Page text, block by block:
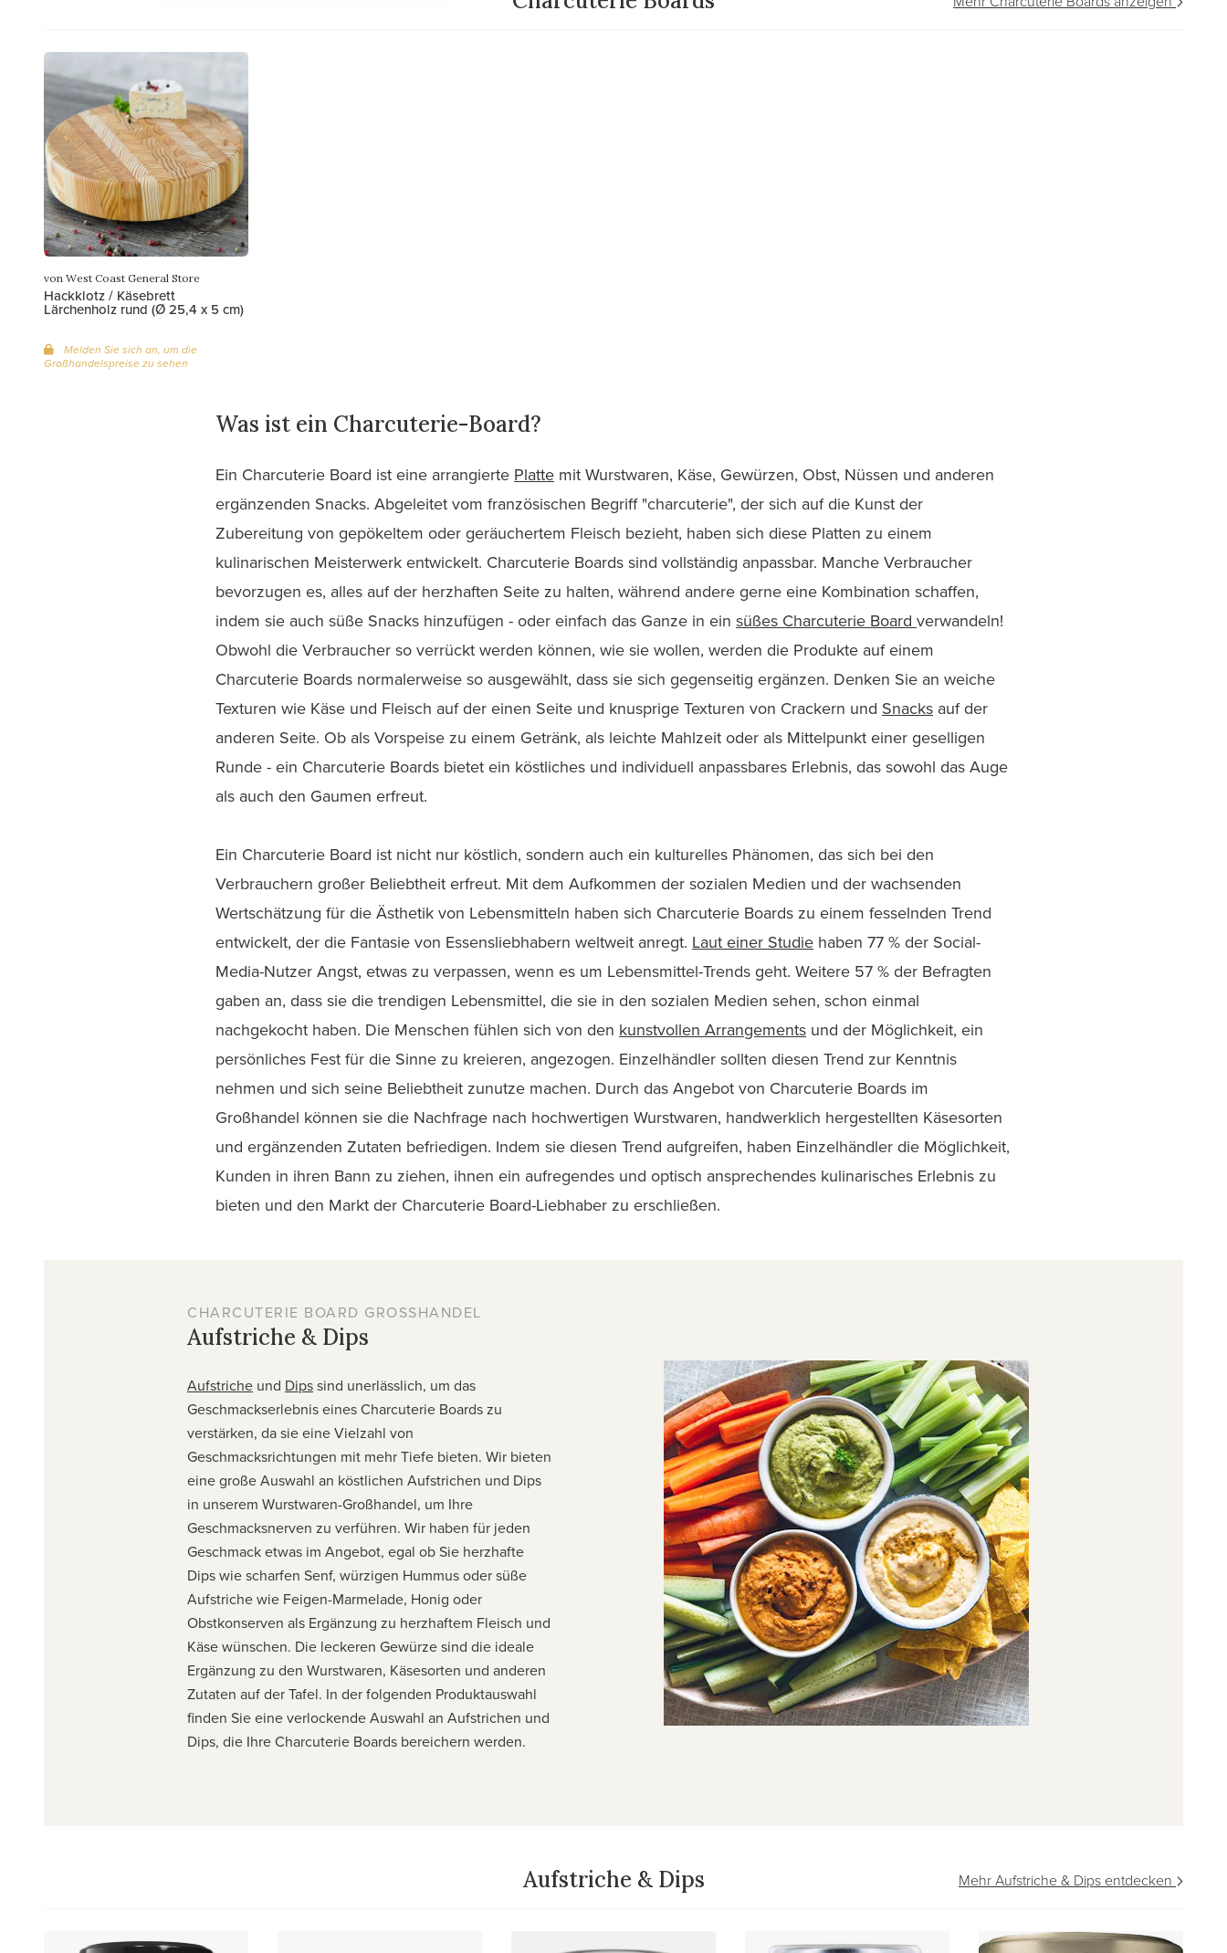
von West Coast General Store
Hackklotz / Käsebrett
Lärchenholz rund (Ø 25,4 x 5 cm)
Melden Sie sich an, um die
Großhandelspreise zu sehen
Was ist ein Charcuterie-Board?
Ein Charcuterie Board ist eine arrangierte Platte mit Wurstwaren, Käse, Gewürzen, Obst, Nüssen und anderen
ergänzenden Snacks. Abgeleitet vom französischen Begriff "charcuterie", der sich auf die Kunst der
Zubereitung von gepökeltem oder geräuchertem Fleisch bezieht, haben sich diese Platten zu einem
kulinarischen Meisterwerk entwickelt. Charcuterie Boards sind vollständig anpassbar. Manche Verbraucher
bevorzugen es, alles auf der herzhaften Seite zu halten, während andere gerne eine Kombination schaffen,
indem sie auch süße Snacks hinzufügen - oder einfach das Ganze in ein süßes Charcuterie Board verwandeln!
Obwohl die Verbraucher so verrückt werden können, wie sie wollen, werden die Produkte auf einem
Charcuterie Boards normalerweise so ausgewählt, dass sie sich gegenseitig ergänzen. Denken Sie an weiche
Texturen wie Käse und Fleisch auf der einen Seite und knusprige Texturen von Crackern und Snacks auf der
anderen Seite. Ob als Vorspeise zu einem Getränk, als leichte Mahlzeit oder als Mittelpunkt einer geselligen
Runde - ein Charcuterie Boards bietet ein köstliches und individuell anpassbares Erlebnis, das sowohl das Auge
als auch den Gaumen erfreut.
Ein Charcuterie Board ist nicht nur köstlich, sondern auch ein kulturelles Phänomen, das sich bei den
Verbrauchern großer Beliebtheit erfreut. Mit dem Aufkommen der sozialen Medien und der wachsenden
Wertschätzung für die Ästhetik von Lebensmitteln haben sich Charcuterie Boards zu einem fesselnden Trend
entwickelt, der die Fantasie von Essensliebhabern weltweit anregt. Laut einer Studie haben 77 % der Social-
Media-Nutzer Angst, etwas zu verpassen, wenn es um Lebensmittel-Trends geht. Weitere 57 % der Befragten
gaben an, dass sie die trendigen Lebensmittel, die sie in den sozialen Medien sehen, schon einmal
nachgekocht haben. Die Menschen fühlen sich von den kunstvollen Arrangements und der Möglichkeit, ein
persönliches Fest für die Sinne zu kreieren, angezogen. Einzelhändler sollten diesen Trend zur Kenntnis
nehmen und sich seine Beliebtheit zunutze machen. Durch das Angebot von Charcuterie Boards im
Großhandel können sie die Nachfrage nach hochwertigen Wurstwaren, handwerklich hergestellten Käsesorten
und ergänzenden Zutaten befriedigen. Indem sie diesen Trend aufgreifen, haben Einzelhändler die Möglichkeit,
Kunden in ihren Bann zu ziehen, ihnen ein aufregendes und optisch ansprechendes kulinarisches Erlebnis zu
bieten und den Markt der Charcuterie Board-Liebhaber zu erschließen.
CHARCUTERIE BOARD GROSSHANDEL
Aufstriche & Dips
Aufstriche und Dipssind unerlässlich, um das
Geschmackserlebnis eines Charcuterie Boards zu
verstärken, da sie eine Vielzahl von
Geschmacksrichtungen mit mehr Tiefe bieten. Wir bieten
eine große Auswahl an köstlichen Aufstrichen und Dips
in unserem Wurstwaren-Großhandel, um Ihre
Geschmacksnerven zu verführen. Wir haben für jeden
Geschmack etwas im Angebot, egal ob Sie herzhafte
Dips wie scharfen Senf, würzigen Hummus oder süße
Aufstriche wie Feigen-Marmelade, Honig oder
Obstkonserven als Ergänzung zu herzhaftem Fleisch und
Käse wünschen. Die leckeren Gewürze sind die ideale
Ergänzung zu den Wurstwaren, Käsesorten und anderen
Zutaten auf der Tafel. In der folgenden Produktauswahl
finden Sie eine verlockende Auswahl an Aufstrichen und
Dips, die Ihre Charcuterie Boards bereichern werden.
Aufstriche & Dips Mehr Aufstriche & Dips entdecken